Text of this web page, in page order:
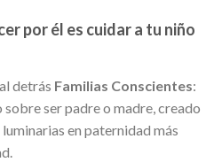
por él es cuidar a tu niño
detrás Familias Conscientes:
ser padre o madre, creado
en paternidad más